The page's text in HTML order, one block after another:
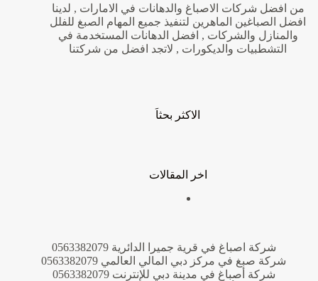
من افضل شركات الاصباغ والدهانات في الامارات , لدينا
افضل الصباغين الماهرين لتنفيذ جميع المهام الصبغ للفلل
والمنازل والشركات , افضل الدهانات المستخدمة في
التشطبيات والديكورات , لاتجد افضل من شركتنا
الاكثر بحثاَ
اخر المقالات
شركة اصباغ في قرية جميرا الدائرية 0563382079
شركة صبغ في مركز دبي المالي العالمي 0563382079
شركة أصباغ في مدينة دبي للإنترنت 0563382079